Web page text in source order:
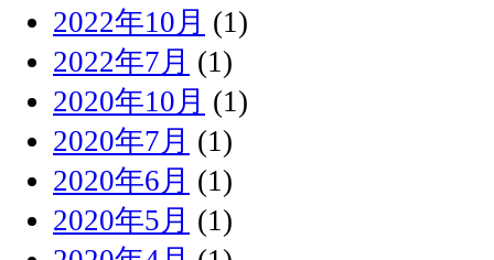
2022年10月 (1)
2022年7月 (1)
2020年10月 (1)
2020年7月 (1)
2020年6月 (1)
2020年5月 (1)